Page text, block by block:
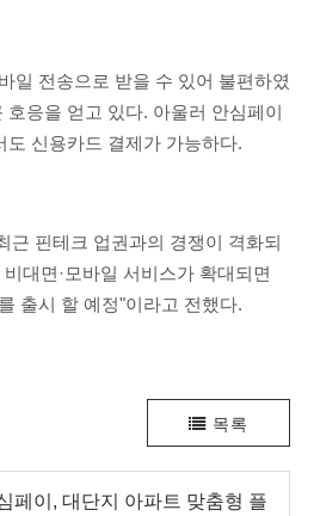
일 전송으로 받을 수 있어 불편하였
응을 얻고 있다. 아울러 안심페이
도 신용카드 결제가 가능하다.
근 핀테크 업권과의 경쟁이 격화되
대면·모바일 서비스가 확대되면
출시 할 예정"이라고 전했다.
목록
페이, 대단지 아파트 맞춤형 플